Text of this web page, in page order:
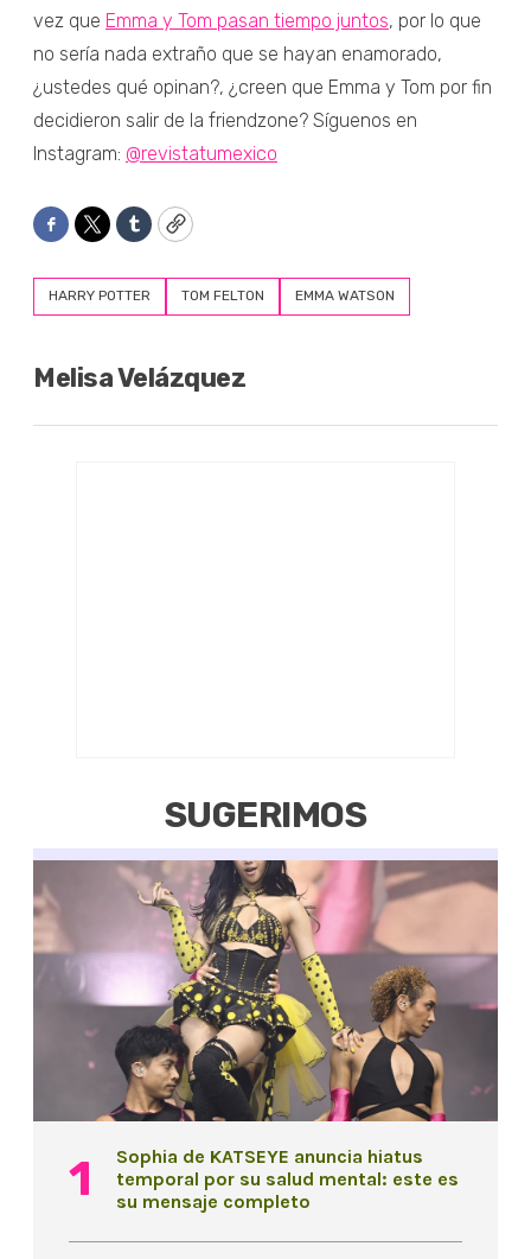
vez que Emma y Tom pasan tiempo juntos, por lo que
no sería nada extraño que se hayan enamorado,
¿ustedes qué opinan?, ¿creen que Emma y Tom por fin
decidieron salir de la friendzone? Síguenos en
Instagram: @revistatumexico
Facebook
TwitterTumblrCopy
HARRY POTTER TOM FELTON EMMA WATSON
Melisa Velázquez
SUGERIMOS
Sophia de KATSEYE anuncia hiatus
temporal por su salud mental: este es
su mensaje completo